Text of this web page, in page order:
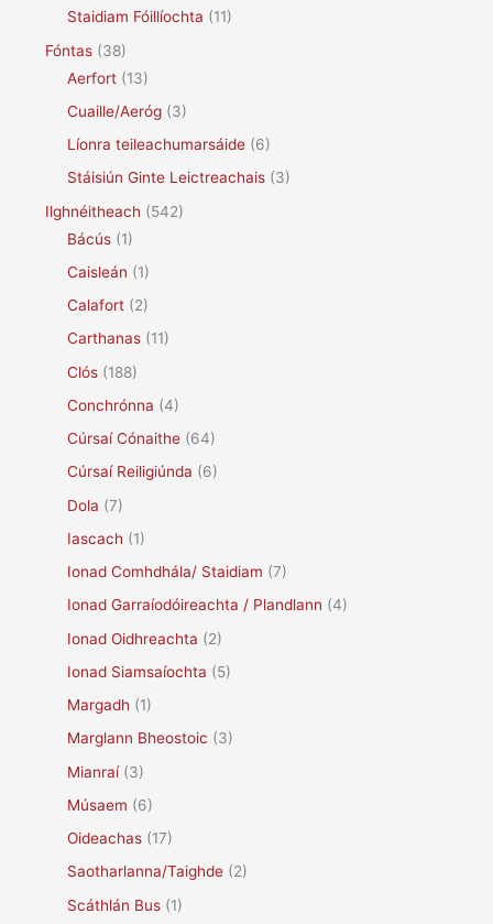
Staidiam Fóillíochta (11)
Fóntas (38)
Aerfort (13)
Cuaille/Aeróg (3)
Líonra teileachumarsáide (6)
Stáisiún Ginte Leictreachais (3)
Ilghnéitheach (542)
Bácús (1)
Caisleán (1)
Calafort (2)
Carthanas (11)
Clós (188)
Conchrónna (4)
Cúrsaí Cónaithe (64)
Cúrsaí Reiligiúnda (6)
Dola (7)
Iascach (1)
Ionad Comhdhála/ Staidiam (7)
Ionad Garraíodóireachta / Plandlann (4)
Ionad Oidhreachta (2)
Ionad Siamsaíochta (5)
Margadh (1)
Marglann Bheostoic (3)
Mianraí(3)
Músaem (6)
Oideachas (17)
Saotharlanna/Taighde (2)
Scáthlán Bus (1)